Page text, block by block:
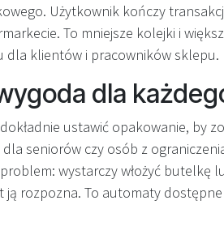
Użytkownik kończy
To mniejsze kolejki i
dla klientów i pracowników sklepu.
dla
ustawić opakowanie, by
seniorów czy osób z
wystarczy włożyć butelkę
rozpozna. To automaty